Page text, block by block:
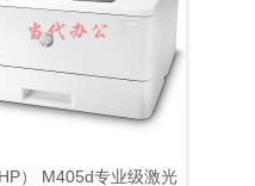
） M405d专业级激光